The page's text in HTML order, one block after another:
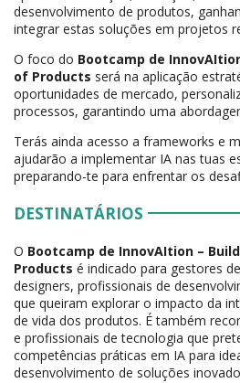
desenvolvimento de produtos,
integrar estas soluções em projetos
O foco do Bootcamp de
of Products será na aplicação
oportunidades de mercado,
processos, garantindo uma
Terás ainda acesso a frameworks e
ajudarão a implementar IA nas tuas
preparando-te para enfrentar os
DESTINATÁRIOS
O Bootcamp de InnovAItion –
Products é indicado para gestores
designers, profissionais de
que queiram explorar o impacto da
de vida dos produtos. É também
e profissionais de tecnologia que
competências práticas em IA para
desenvolvimento de soluções